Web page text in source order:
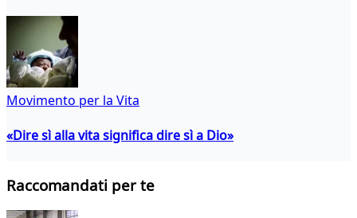
Movimento per la Vita
«Dire sì alla vita significa dire sì a Dio»
Raccomandati per te